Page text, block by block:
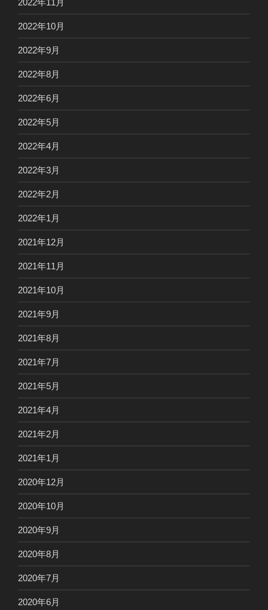
2022年10月
2022年9月
2022年8月
2022年6月
2022年5月
2022年4月
2022年3月
2022年2月
2022年1月
2021年12月
2021年11月
2021年10月
2021年9月
2021年8月
2021年7月
2021年5月
2021年4月
2021年2月
2021年1月
2020年12月
2020年10月
2020年9月
2020年8月
2020年7月
2020年6月